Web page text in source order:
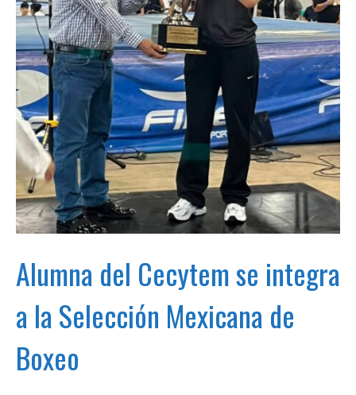
Alumna del Cecytem se integra
a la Selección Mexicana de
Boxeo